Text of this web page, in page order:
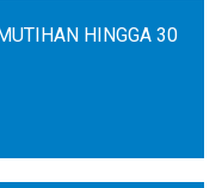
HINGGA 30